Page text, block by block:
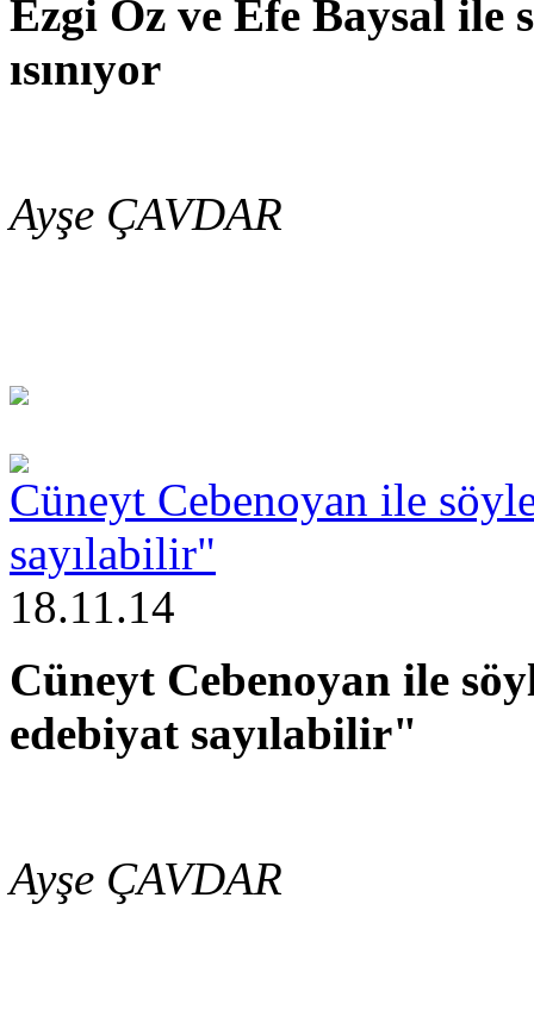
Ezgi Öz ve Efe Baysal
ısınıyor
Ayşe ÇAVDAR
Cüneyt Cebenoyan ile
sayılabilir"
18.11.14
Cüneyt Cebenoyan ile
edebiyat sayılabilir"
Ayşe ÇAVDAR